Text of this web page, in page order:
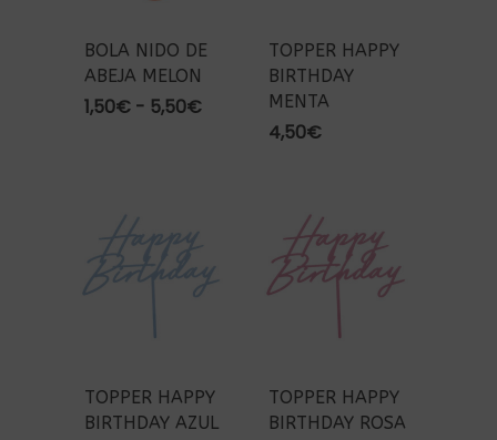
BOLA NIDO DE
ABEJA MELON
1,50€ - 5,50€Rango
TOPPER HAPPY
BIRTHDAY
MENTA
4,50€
TOPPER HAPPY
BIRTHDAY AZUL
TOPPER HAPPY
BIRTHDAY ROSA